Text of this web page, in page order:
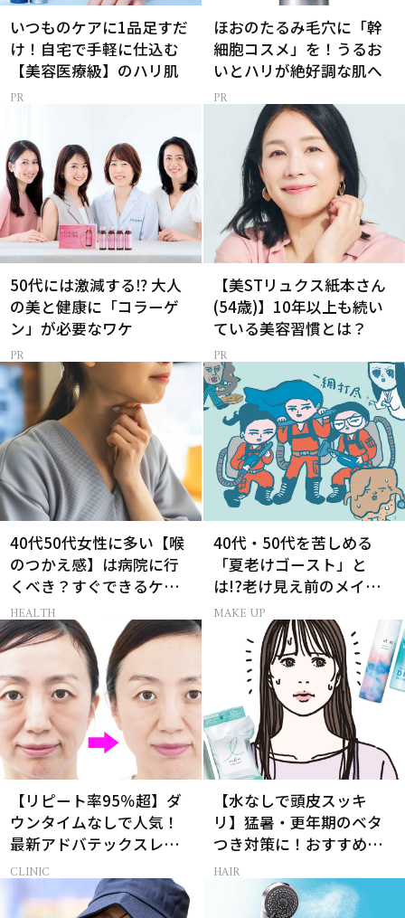
いつものケアに1品足すだ
け！自宅で手軽に仕込む
【美容医療級】のハリ肌
ほおのたるみ毛穴に「幹
細胞コスメ」を！うるお
いとハリが絶好調な肌へ
50代には激減する⁉ 大人
の美と健康に「コラーゲ
ン」が必要なワケ
【美STリュクス紙本さん
(54歳)】10年以上も続い
ている美容習慣とは？
40代50代女性に多い【喉
のつかえ感】は病院に行
くべき？すぐできるケア5
選も！
HEALTH
40代・50代を苦しめる
「夏老けゴースト」と
は!?老け見え前のメイク
くずれ＆くすみ対策
MAKE UP
【リピート率95％超】ダ
ウンタイムなしで人気！
最新アドバテックスレー
ザー体験
CLINIC
【水なしで頭皮スッキ
リ】猛暑・更年期のベタ
つき対策に！おすすめ最
新ドライシャンプー4選
HAIR